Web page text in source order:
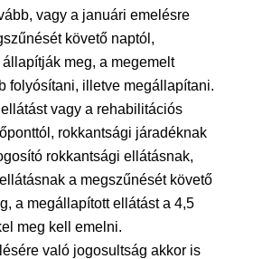
vagy a januári emelésre
követő naptól,
meg, a megemelt
folyósítani, illetve megállapítani.
vagy a rehabilitációs
rokkantsági járadéknak
rokkantsági ellátásnak,
a megszűnését követő
a megállapított ellátást a 4,5
meg kell emelni.
való jogosultság akkor is